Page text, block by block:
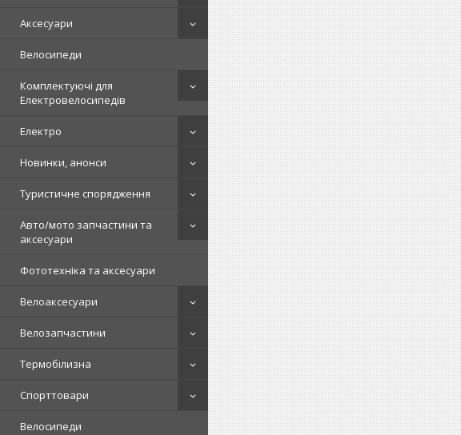
Аксесуари
Велосипеди
Комплектуючі для
Електровелосипедів
Електро
Новинки, анонси
Туристичне спорядження
Авто/мото запчастини та
аксесуари
Фототехніка та аксесуари
Велоаксесуари
Велозапчастини
Термобілизна
Спорттовари
Велосипеди